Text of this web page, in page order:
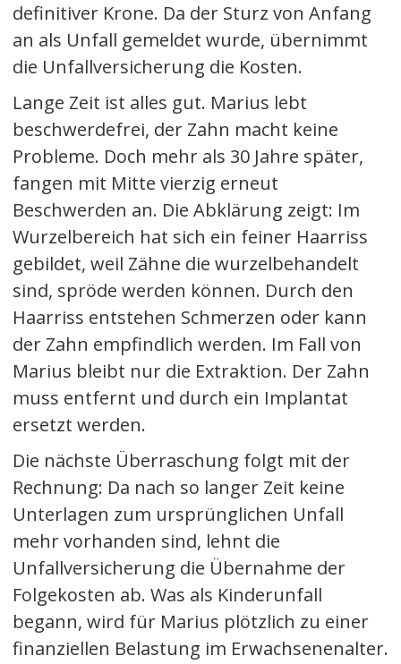
definitiver Krone. Da der Sturz von Anfang
an als Unfall gemeldet wurde, übernimmt
die Unfallversicherung die Kosten.
Lange Zeit ist alles gut. Marius lebt
beschwerdefrei, der Zahn macht keine
Probleme. Doch mehr als 30 Jahre später,
fangen mit Mitte vierzig erneut
Beschwerden an. Die Abklärung zeigt: Im
Wurzelbereich hat sich ein feiner Haarriss
gebildet, weil Zähne die wurzelbehandelt
sind, spröde werden können. Durch den
Haarriss entstehen Schmerzen oder kann
der Zahn empfindlich werden. Im Fall von
Marius bleibt nur die Extraktion. Der Zahn
muss entfernt und durch ein Implantat
ersetzt werden.
Die nächste Überraschung folgt mit der
Rechnung: Da nach so langer Zeit keine
Unterlagen zum ursprünglichen Unfall
mehr vorhanden sind, lehnt die
Unfallversicherung die Übernahme der
Folgekosten ab. Was als Kinderunfall
begann, wird für Marius plötzlich zu einer
finanziellen Belastung im Erwachsenenalter.